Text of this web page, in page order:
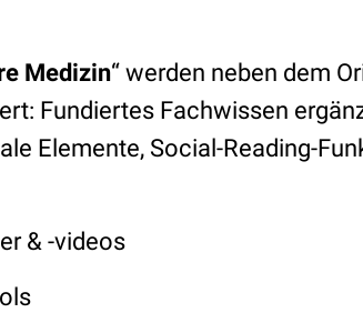
Medizin“ werden neben dem
Fundiertes Fachwissen
Elemente, Social-Reading-
& -videos